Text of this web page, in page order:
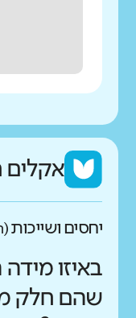
אקלים
יחסים ושייכות
באיזו
שהם חלק